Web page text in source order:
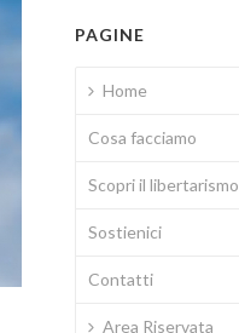
PAGINE
Home
Cosa facciamo
Scopri il libertarismo
Sostienici
Contatti
Area Riservata